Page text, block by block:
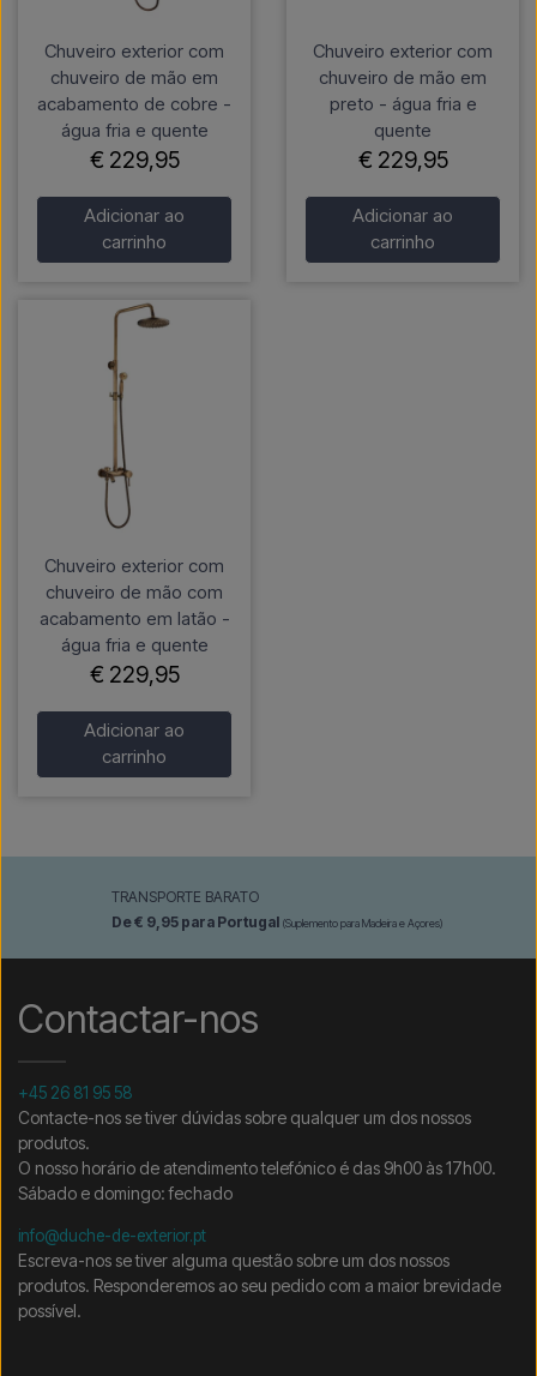
Chuveiro exterior com
chuveiro de mão em
acabamento de cobre -
água fria e quente
€ 229,95
Adicionar ao
carrinho
Chuveiro exterior com
chuveiro de mão em
preto - água fria e
quente
€ 229,95
Adicionar ao
carrinho
Chuveiro exterior com
chuveiro de mão com
acabamento em latão -
água fria e quente
€ 229,95
Adicionar ao
carrinho
TRANSPORTE BARATO
De € 9,95 para Portugal (Suplemento para Madeira e Açores)
Contactar-nos
+45 26 81 95 58
Contacte-nos se tiver dúvidas sobre qualquer um dos nossos
produtos.
O nosso horário de atendimento telefónico é das 9h00 às 17h00.
Sábado e domingo: fechado
info@duche-de-exterior.pt
Escreva-nos se tiver alguma questão sobre um dos nossos
produtos. Responderemos ao seu pedido com a maior brevidade
possível.